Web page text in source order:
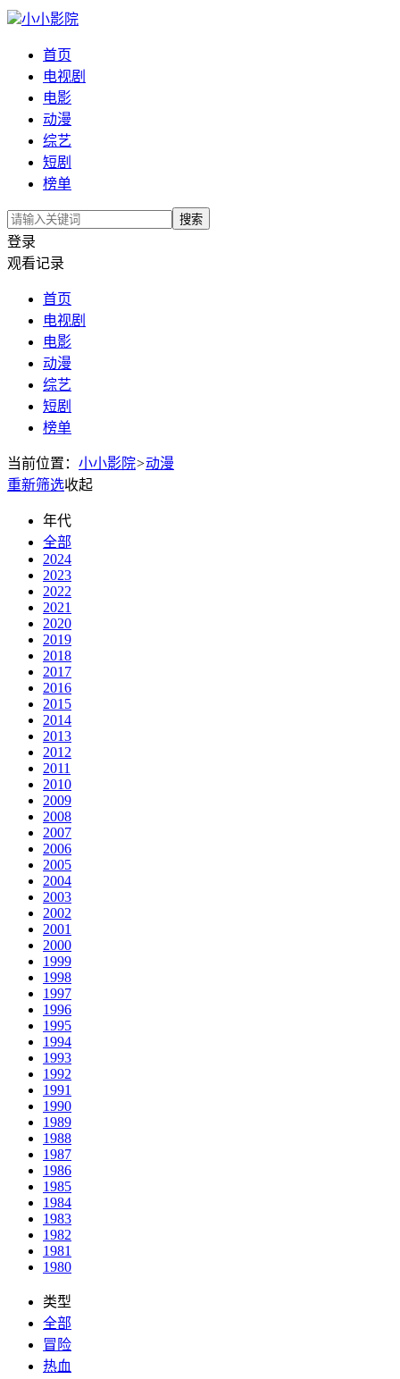
小小影院
首页
电视剧
电影
动漫
综艺
短剧
榜单
搜索
登录
观看记录
首页
电视剧
电影
动漫
综艺
短剧
榜单
当前位置： 小小影院>动漫
重新筛选收起
年代
全部
2024
2023
2022
2021
2020
2019
2018
2017
2016
2015
2014
2013
2012
2011
2010
2009
2008
2007
2006
2005
2004
2003
2002
2001
2000
1999
1998
1997
1996
1995
1994
1993
1992
1991
1990
1989
1988
1987
1986
1985
1984
1983
1982
1981
1980
类型
全部
冒险
热血